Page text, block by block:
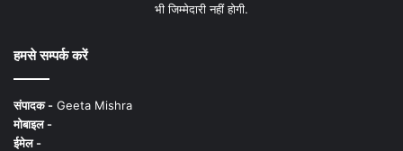
भी जिम्मेदारी नहीं होगी.
हमसे सम्पर्क करें
संपादक - Geeta Mishra
मोबाइल -
ईमेल -